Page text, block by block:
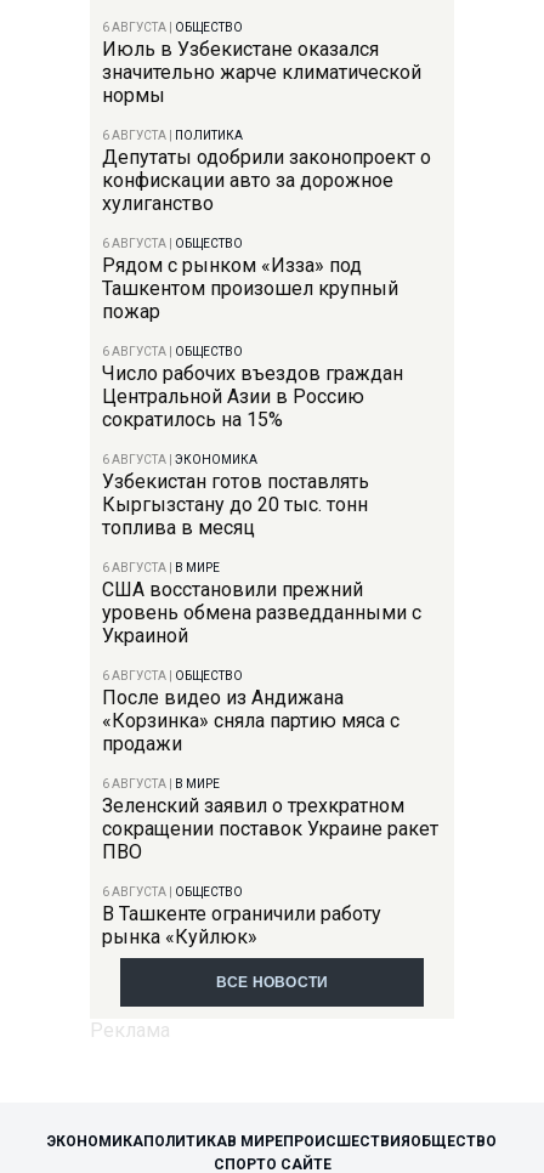
6 АВГУСТА ОБЩЕСТВО
Июль в Узбекистане оказался
значительно жарче климатической
нормы
6 АВГУСТА ПОЛИТИКА
Депутаты одобрили законопроект о
конфискации авто за дорожное
хулиганство
6 АВГУСТА ОБЩЕСТВО
Рядом с рынком «Изза» под
Ташкентом произошел крупный
пожар
6 АВГУСТА ОБЩЕСТВО
Число рабочих въездов граждан
Центральной Азии в Россию
сократилось на 15%
6 АВГУСТА ЭКОНОМИКА
Узбекистан готов поставлять
Кыргызстану до 20 тыс. тонн
топлива в месяц
6 АВГУСТА В МИРЕ
США восстановили прежний
уровень обмена разведданными с
Украиной
6 АВГУСТА ОБЩЕСТВО
После видео из Андижана
«Корзинка» сняла партию мяса с
продажи
6 АВГУСТА В МИРЕ
Зеленский заявил о трехкратном
сокращении поставок Украине ракет
ПВО
6 АВГУСТА ОБЩЕСТВО
В Ташкенте ограничили работу
рынка «Куйлюк»
ВСЕ НОВОСТИ
ЭКОНОМИКАПОЛИТИКАВ МИРЕПРОИСШЕСТВИЯОБЩЕСТВО
СПОРТО САЙТЕ